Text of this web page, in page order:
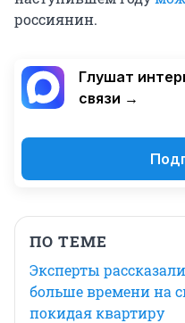
россиянин.
Глушат
связи →
ПО ТЕМЕ
Эксперты
больше времени на
покидая квартиру